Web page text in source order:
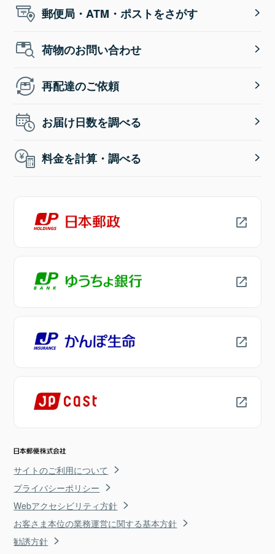
郵便局・ATM・ポストをさがす
荷物のお問い合わせ
再配達のご依頼
お届け日数を調べる
料金を計算・調べる
サイトのご利用について
プライバシーポリシー
Webアクセシビリティ方針
お客さま本位の業務運営に関する基本方針
勧誘方針